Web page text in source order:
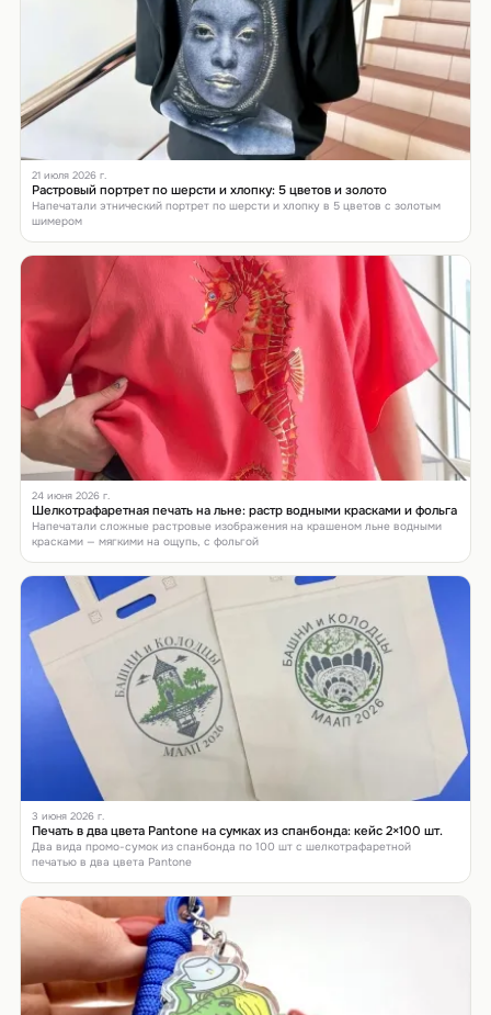
21 июля 2026 г.
Растровый портрет по шерсти и хлопку: 5 цветов и золото
Напечатали этнический портрет по шерсти и хлопку в 5 цветов с золотым
шимером
24 июня 2026 г.
Шелкотрафаретная печать на льне: растр водными красками и фольга
Напечатали сложные растровые изображения на крашеном льне водными
красками — мягкими на ощупь, с фольгой
3 июня 2026 г.
Печать в два цвета Pantone на сумках из спанбонда: кейс 2×100 шт.
Два вида промо-сумок из спанбонда по 100 шт с шелкотрафаретной
печатью в два цвета Pantone